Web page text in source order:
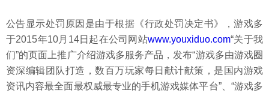
公告显示处罚原因是由于根据《行政处罚决定书》，游戏多
于2015年10月14日起在公司网站www.youxiduo.com“关于我
们”的页面上推广介绍游戏多服务产品，发布“游戏多由游戏圈
资深编辑团队打造，数百万玩家每日献计献策，是国内游戏
资讯内容最全面最权威最专业的手机游戏媒体平台”、“游戏多